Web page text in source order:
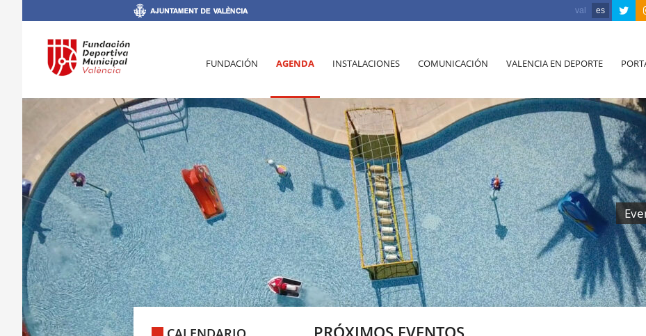
val es
FUNDACIÓN AGENDA INSTALACIONES COMUNICACIÓN VALENCIA EN DEPORTE
PRÓXIMOS EVENTOS